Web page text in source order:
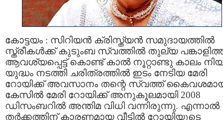
കോട്ടയം : സിറിയന്‍ ക്രിസ്ത്യന്‍ സമുദായത്തില്‍
സ്ത്രീകള്‍ക്ക് കുടുംബ സ്വത്തില്‍ തുല്യ
ആവശ്യപ്പെട്ട് കൊണ്ട് കാല്‍ നൂറ്റാണ്ടു കാലം
യുദ്ധം നടത്തി ചരിത്രത്തില്‍ ഇടം നേടിയ മേരി
റോയിക്ക് അവസാനം തന്റെ സ്വത്ത്‌
കേസില്‍ മേരി റോയിക്ക് അനുകൂലമായി 2008
ഡിസംബറില്‍ അന്തിമ വിധി വന്നിരുന്നു. എന്നാല്‍
തര്‍ക്കത്തിന് കാരണമായ വീട്ടില്‍ റോയിയുടെ